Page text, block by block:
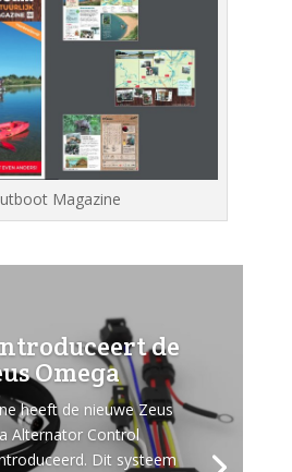
Magazine
de
Omega
heeft de nieuwe Zeus
Alternator Control
Dit systeem